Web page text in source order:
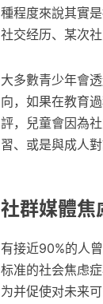
種程度來說其實
社交经历、某次
大多數青少年會
向，如果在教育
評，兒童會因為
習、或是與成人對
社群媒體焦
有接近90%的人
标准的社会焦虑
为并促使对未来